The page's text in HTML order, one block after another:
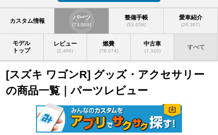
カスタム情報 パーツ
(73,609)
整備手帳
(53,659)
愛車紹介
(26,367)
モデル
トップ
レビュー
(2,464)
燃費
(78,074)
中古車
(7,320)
すべて
[スズキ ワゴンR] グッズ・アクセサリー
の商品一覧｜パーツレビュー